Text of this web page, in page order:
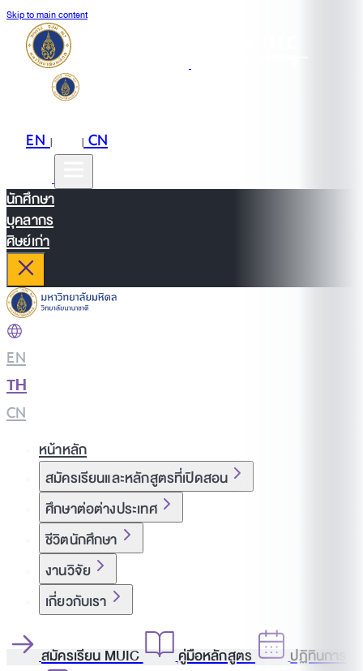
Skip to main content
EN| |CN
นักศึกษา
บุคลากร
ศิษย์เก่า
EN
TH
CN
หน้าหลัก
สมัครเรียนและหลักสูตรที่เปิดสอน
ศึกษาต่อต่างประเทศ
ชีวิตนักศึกษา
งานวิจัย
เกี่ยวกับเรา
สมัครเรียน MUIC คู่มือหลักสูตร
ปฏิทินการ